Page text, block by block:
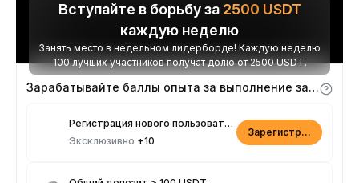
Вступайте в борьбу за 2500 USDT
каждую неделю
Занять место в недельном лидерборде! Каждую неделю
100 лучших участников получат долю от 2500 USDT.
Зарабатывайте баллы опыта за выполнение заданий
Регистрация нового пользователя
Эксклюзивно +10
Зарегистрироваться